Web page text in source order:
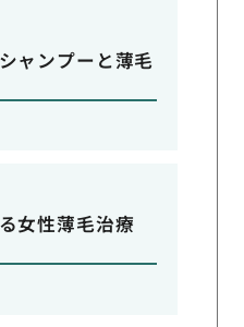
ャンプーと薄毛
女性薄毛治療